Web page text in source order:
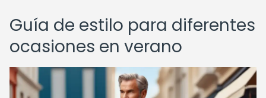
Guía de estilo para diferentes
ocasiones en verano